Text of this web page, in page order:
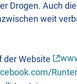
Drogen. Auch
weit
der Website